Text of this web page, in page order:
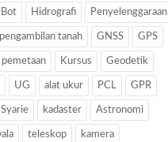
Bot Hidrografi Penyelenggaraan
pengambilan tanah GNSS GPS
pemetaan Kursus Geodetik
UG alat ukur PCL GPR
Syarie kadaster Astronomi
teleskop kamera